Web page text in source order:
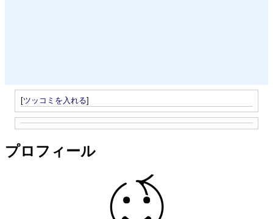
[ツッコミを入れる]
プロフィール